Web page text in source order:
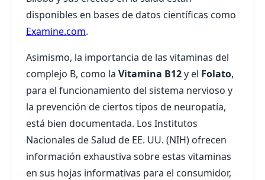
disponibles en bases de datos científicas como
Examine.com.
Asimismo, la importancia de las vitaminas del
complejo B, como la Vitamina B12y el Folato,
para el funcionamiento del sistema nervioso y
la prevención de ciertos tipos de neuropatía,
está bien documentada. Los Institutos
Nacionales de Salud de EE. UU. (NIH) ofrecen
información exhaustiva sobre estas vitaminas
en sus hojas informativas para el consumidor,